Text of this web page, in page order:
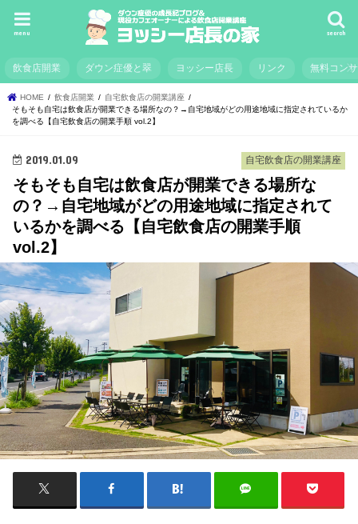
search
menu
飲食店開業 ダウン症優と翠 ヨッシー店長 リンク 無料コン
HOME 飲食店開業
自宅飲食店の開業講座
そもそも自宅は飲食店が開業できる場所なの？→自宅地域がどの用途地域に指定されているか
を調べる【自宅飲食店の開業手順 vol.2】
自宅飲食店の開業講座
2019.01.09
そもそも自宅は飲食店が開業できる場所な
の？→自宅地域がどの用途地域に指定されて
いるかを調べる【自宅飲食店の開業手順
vol.2】